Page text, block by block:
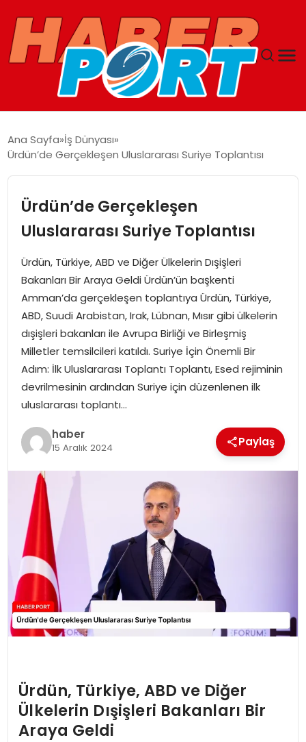
YAŞAM
SAĞLIK
SPOR
TEKNOLOJI
EKONOMI
Ana Sayfa İş Dünyası
Ürdün’de Gerçekleşen Uluslararası Suriye Toplantısı
Ürdün’de Gerçekleşen
Uluslararası Suriye Toplantısı
Ürdün, Türkiye, ABD ve Diğer Ülkelerin Dışişleri
Bakanları Bir Araya Geldi Ürdün’ün başkenti
Amman’da gerçekleşen toplantıya Ürdün, Türkiye,
ABD, Suudi Arabistan, Irak, Lübnan, Mısır gibi ülkelerin
dışişleri bakanları ile Avrupa Birliği ve Birleşmiş
Milletler temsilcileri katıldı. Suriye İçin Önemli Bir
Adım: İlk Uluslararası Toplantı Toplantı, Esed rejiminin
devrilmesinin ardından Suriye için düzenlenen ilk
uluslararası toplantı…
haber
15 Aralık 2024 Paylaş
Ürdün, Türkiye, ABD ve Diğer
Ülkelerin Dışişleri Bakanları Bir
Araya Geldi